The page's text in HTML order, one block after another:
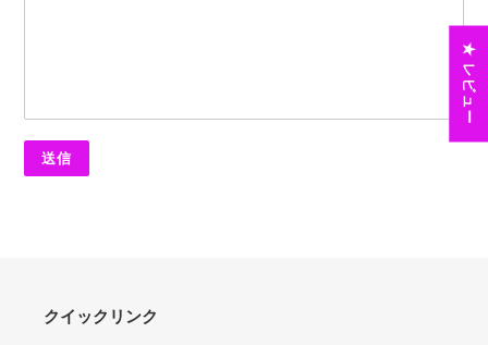
クイックリンク
★ レビュー